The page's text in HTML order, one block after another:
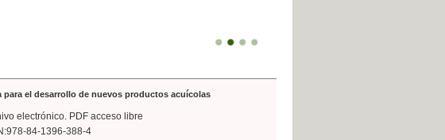
para el desarrollo de nuevos productos acuícolas
electrónico. PDF acceso libre
84-1396-388-4